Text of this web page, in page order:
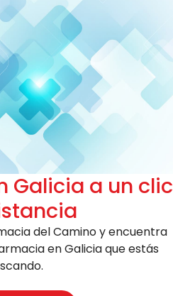
Galicia a un clic
del Camino y encuentra
en Galicia que estás